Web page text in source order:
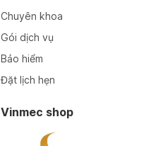
Chuyên khoa
Gói dịch vụ
Bảo hiểm
Đặt lịch hẹn
Vinmec shop